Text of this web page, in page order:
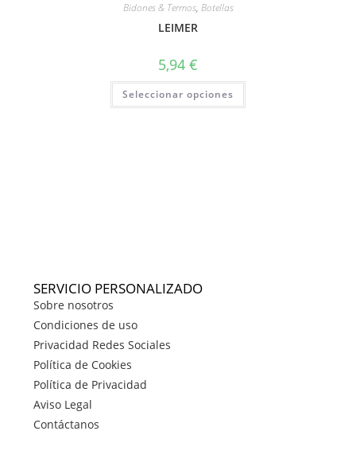
Bidones & Termos, Botellas
LEIMER
5,94 €
Seleccionar opciones
SERVICIO PERSONALIZADO
Sobre nosotros
Condiciones de uso
Privacidad Redes Sociales
Política de Cookies
Política de Privacidad
Aviso Legal
Contáctanos